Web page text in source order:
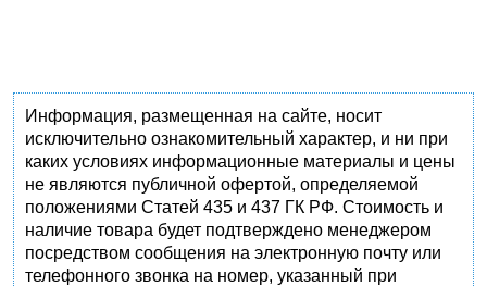
Информация, размещенная на сайте, носит
исключительно ознакомительный характер, и ни при
каких условиях информационные материалы и цены
не являются публичной офертой, определяемой
положениями Статей 435 и 437 ГК РФ. Стоимость и
наличие товара будет подтверждено менеджером
посредством сообщения на электронную почту или
телефонного звонка на номер, указанный при